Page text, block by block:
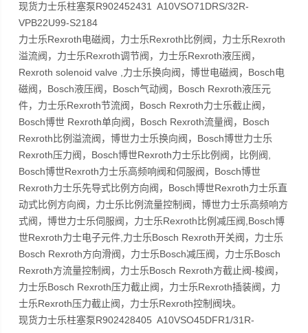
现货力士乐柱塞泵R902452431 A10VSO71DRS/32R-
VPB22U99-S2184
力士乐Rexroth电磁阀，力士乐Rexroth比例阀，力士乐Rexroth
溢流阀，力士乐Rexroth调节阀，力士乐Rexroth液压阀，
Rexroth solenoid valve ,力士乐换向阀，博世电磁阀，Bosch电
磁阀，Bosch液压阀，Bosch气动阀，Bosch Rexroth液压元
件，力士乐Rexroth节流阀，Bosch Rexroth力士乐截止阀，
Bosch博世 Rexroth单向阀，Bosch Rexroth流量阀，Bosch
Rexroth比例溢流阀，博世力士乐换向阀，Bosch博世力士乐
Rexroth压力阀，Bosch博世Rexroth力士乐比例阀，比例阀,
Bosch博世Rexroth力士乐高频响阀和伺服阀，Bosch博世
Rexroth力士乐先导式比例方向阀，Bosch博世Rexroth力士乐直
动式比例方向阀，力士乐比例流量控制阀，博世力士乐高频响方
式阀，博世力士乐伺服阀，力士乐Rexroth比例减压阀,Bosch博
世Rexroth力士电子元件,力士乐Bosch Rexroth开关阀，力士乐
Bosch Rexroth方向滑阀，力士乐Bosch减压阀，力士乐Bosch
Rexroth方流量控制阀，力士乐Bosch Rexroth方截止阀-梭阀，
力士乐Bosch Rexroth压力截止阀，力士乐Rexroth插装阀，力
士乐Rexroth压力截止阀，力士乐Rexroth控制阀块。
现货力士乐柱塞泵R902428405 A10VSO45DFR1/31R-